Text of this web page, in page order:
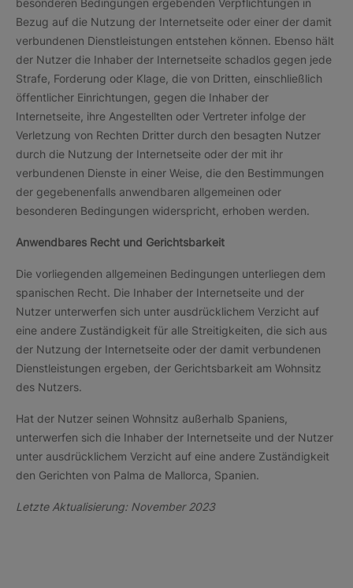
besonderen Bedingungen ergebenden Verpflichtungen in
Bezug auf die Nutzung der Internetseite oder einer der damit
verbundenen Dienstleistungen entstehen können. Ebenso hält
der Nutzer die Inhaber der Internetseite schadlos gegen jede
Strafe, Forderung oder Klage, die von Dritten, einschließlich
öffentlicher Einrichtungen, gegen die Inhaber der
Internetseite, ihre Angestellten oder Vertreter infolge der
Verletzung von Rechten Dritter durch den besagten Nutzer
durch die Nutzung der Internetseite oder der mit ihr
verbundenen Dienste in einer Weise, die den Bestimmungen
der gegebenenfalls anwendbaren allgemeinen oder
besonderen Bedingungen widerspricht, erhoben werden.
Anwendbares Recht und Gerichtsbarkeit
Die vorliegenden allgemeinen Bedingungen unterliegen dem
spanischen Recht. Die Inhaber der Internetseite und der
Nutzer unterwerfen sich unter ausdrücklichem Verzicht auf
eine andere Zuständigkeit für alle Streitigkeiten, die sich aus
der Nutzung der Internetseite oder der damit verbundenen
Dienstleistungen ergeben, der Gerichtsbarkeit am Wohnsitz
des Nutzers.
Hat der Nutzer seinen Wohnsitz außerhalb Spaniens,
unterwerfen sich die Inhaber der Internetseite und der Nutzer
unter ausdrücklichem Verzicht auf eine andere Zuständigkeit
den Gerichten von Palma de Mallorca, Spanien.
Letzte Aktualisierung: November 2023